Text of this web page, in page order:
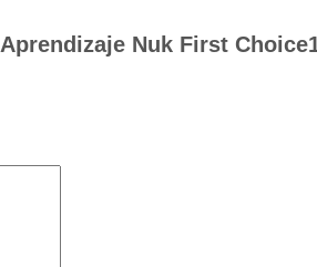
Nuk First